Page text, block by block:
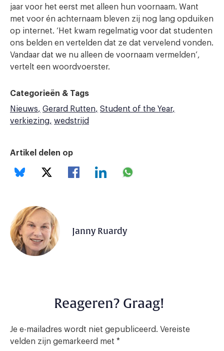
jaar voor het eerst met alleen hun voornaam. Want
met voor én achternaam bleven zij nog lang opduiken
op internet. ‘Het kwam regelmatig voor dat studenten
ons belden en vertelden dat ze dat vervelend vonden.
Vandaar dat we nu alleen de voornaam vermelden’,
vertelt een woordvoerster.
Categorieën & Tags
Nieuws
Gerard Rutten
Student of the Year
verkiezing
wedstrijd
Artikel delen op
Janny Ruardy
Reageren? Graag!
Je e-mailadres wordt niet gepubliceerd. Vereiste
velden zijn gemarkeerd met *